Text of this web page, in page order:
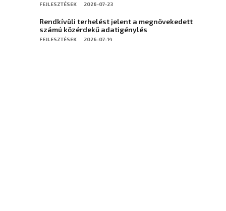
FEJLESZTÉSEK 2026-07-23
Rendkívüli terhelést jelent a megnövekedett
számú közérdekű adatigénylés
FEJLESZTÉSEK 2026-07-14